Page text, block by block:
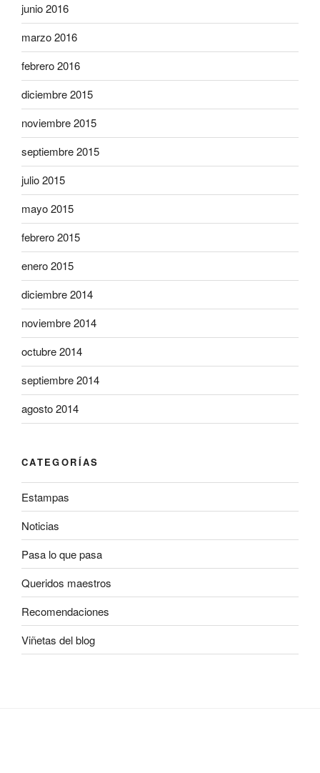
junio 2016
marzo 2016
febrero 2016
diciembre 2015
noviembre 2015
septiembre 2015
julio 2015
mayo 2015
febrero 2015
enero 2015
diciembre 2014
noviembre 2014
octubre 2014
septiembre 2014
agosto 2014
CATEGORÍAS
Estampas
Noticias
Pasa lo que pasa
Queridos maestros
Recomendaciones
Viñetas del blog